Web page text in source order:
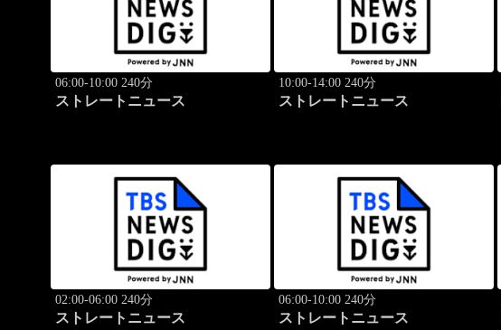
06:00-10:00 240分
ストレートニュース
10:00-14:00 240分
ストレートニュース
02:00-06:00 240分
ストレートニュース
06:00-10:00 240分
ストレートニュース